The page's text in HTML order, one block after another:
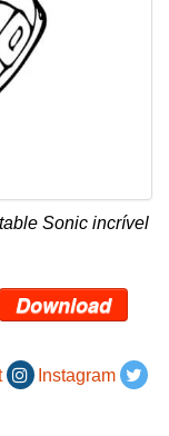
Sonic incrível
Download
Instagram